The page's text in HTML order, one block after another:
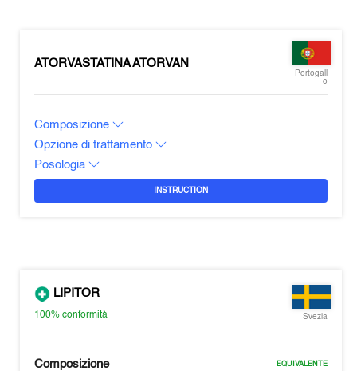
ATORVASTATINA ATORVAN
Portogall
o
Composizione
Opzione di trattamento
Posologia
INSTRUCTION
LIPITOR
100%conformità Svezia
Composizione EQUIVALENTE